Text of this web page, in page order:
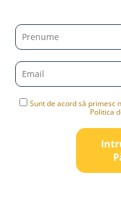
Sunt de acord să primesc
Politica